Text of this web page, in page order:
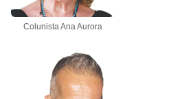
Colunista Ana Aurora